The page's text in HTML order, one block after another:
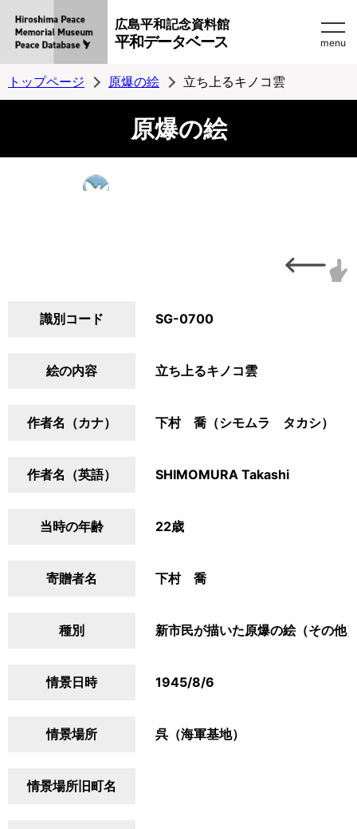
広島平和記念資料館
平和データベース menu
トップページ 原爆の絵 立ち上るキノコ雲
原爆の絵
識別コード SG-0700
絵の内容 立ち上るキノコ雲
作者名（カナ） 下村 喬（シモムラ タカシ）
作者名（英語） SHIMOMURA Takashi
当時の年齢 22歳
寄贈者名 下村 喬
種別 新市民が描いた原爆の絵（その他
情景日時 1945/8/6
情景場所 呉（海軍基地）
情景場所旧町名